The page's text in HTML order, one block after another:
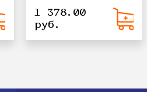
1 378.00
руб.